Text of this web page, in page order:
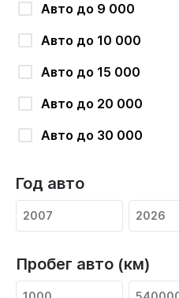
Авто до 9 000
Авто до 10 000
Авто до 15 000
Авто до 20 000
Авто до 30 000
Год авто
Пробег авто (км)